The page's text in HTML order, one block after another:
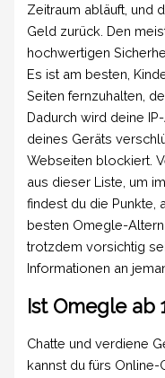
Zeitraum abläuft, und
Geld zurück. Den
hochwertigen
Es ist am besten,
Seiten fernzuhalten,
Dadurch wird deine
deines Geräts
Webseiten blockiert.
aus dieser Liste, um
findest du die Punkte,
besten Omegle-
trotzdem vorsichtig
Informationen an
Ist Omegle ab
Chatte und verdiene
kannst du fürs